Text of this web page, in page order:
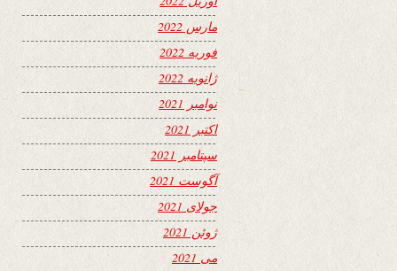
مارس 2022
فوریه 2022
ژانویه 2022
نوامبر 2021
اکتبر 2021
سپتامبر 2021
آگوست 2021
جولای 2021
ژوئن 2021
می 2021